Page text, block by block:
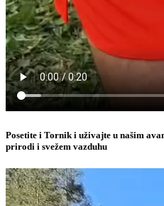
Posetite i Tornik i uživajte u našim
prirodi i svežem vazduhu